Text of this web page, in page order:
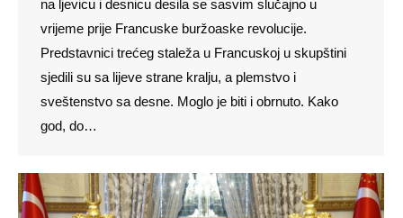
na ljevicu i desnicu desila se sasvim slučajno u
vrijeme prije Francuske buržoaske revolucije.
Predstavnici trećeg staleža u Francuskoj u skupštini
sjedili su sa lijeve strane kralju, a plemstvo i
sveštenstvo sa desne. Moglo je biti i obrnuto. Kako
god, do…